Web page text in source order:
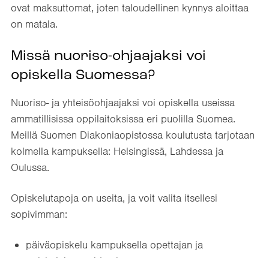
ovat maksuttomat, joten taloudellinen kynnys aloittaa
on matala.
Missä nuoriso-ohjaajaksi voi
opiskella Suomessa?
Nuoriso- ja yhteisöohjaajaksi voi opiskella useissa
ammatillisissa oppilaitoksissa eri puolilla Suomea.
Meillä Suomen Diakoniaopistossa koulutusta tarjotaan
kolmella kampuksella: Helsingissä, Lahdessa ja
Oulussa.
Opiskelutapoja on useita, ja voit valita itsellesi
sopivimman:
päiväopiskelu kampuksella opettajan ja